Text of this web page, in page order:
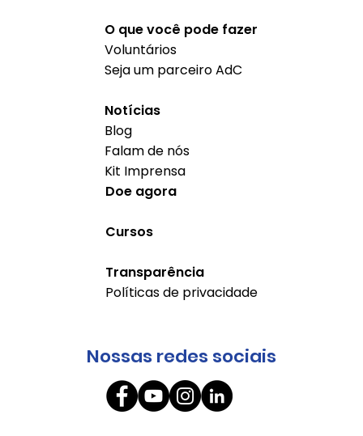
Nossas redes sociais
O que você pode fazer
Voluntários
Seja um parceiro AdC
Notícias
Blog
Falam de nós
Kit Imprensa
Doe agora
Cursos
Transparência
Políticas de privacidade